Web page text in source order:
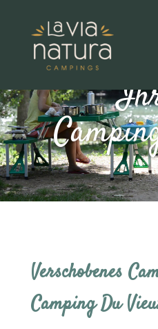
Das
Verschobenes
Camping Du